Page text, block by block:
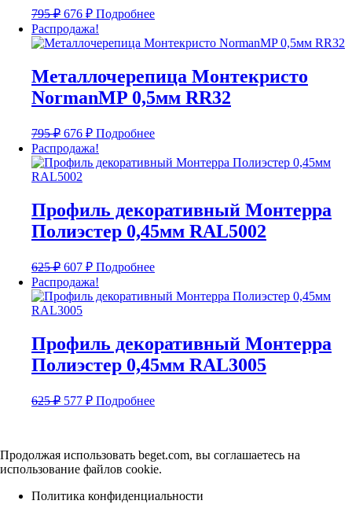
795₽ Первоначальная
цена
составляла
676 ₽Текущая
цена:
676 ₽.
Подробнее
Распродажа!
Металлочерепица Монтекристо
NormanMP 0,5мм RR32
795₽ Первоначальная
цена
составляла
795 ₽.
676 ₽Текущая
цена:
676 ₽.
Подробнее
Распродажа!
Профиль декоративный Монтерра
Полиэстер 0,45мм RAL5002
625₽ Первоначальная
цена
составляла
625 ₽.
607 ₽Текущая
цена:
607 ₽.
Подробнее
Распродажа!
Профиль декоративный Монтерра
Полиэстер 0,45мм RAL3005
625₽ Первоначальная
577 ₽Текущая
цена:
Подробнее
Продолжая использовать beget.com, вы соглашаетесь на
использование файлов cookie.
Политика конфиденциальности